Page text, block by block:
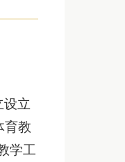
立
育教
学工